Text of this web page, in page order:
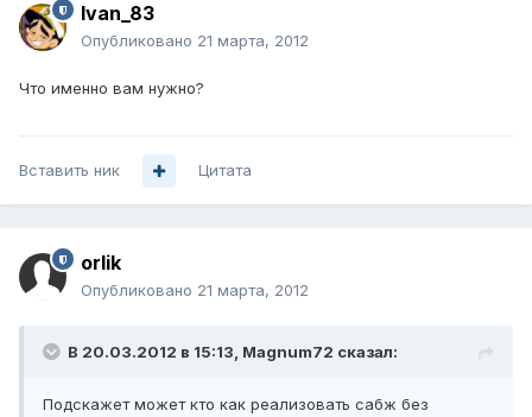
Ivan_83
Опубликовано 21 марта, 2012
Что именно вам нужно?
Вставить ник Цитата
orlik
Опубликовано 21 марта, 2012
В 20.03.2012 в 15:13, Magnum72 сказал:
Подcкажет может кто как реализовать сабж без